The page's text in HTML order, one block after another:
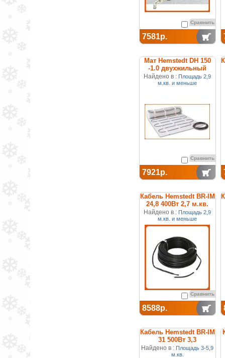
Сравнить
7581р.
Мат Hemstedt DH 150
-1.0 двухжильный
нагревательный
Найдено в : Площадь 2,9
м.кв. и меньше
Сравнить
7921р.
Кабель Hemstedt BR-IM
24,8 400Вт 2,7 м.кв.
двухжильный
Найдено в : Площадь 2,9
м.кв. и меньше
Сравнить
8588р.
Кабель Hemstedt BR-IM
31 500Вт 3,3
м.кв.двухжильный
Найдено в : Площадь 3-5,9
м.кв.